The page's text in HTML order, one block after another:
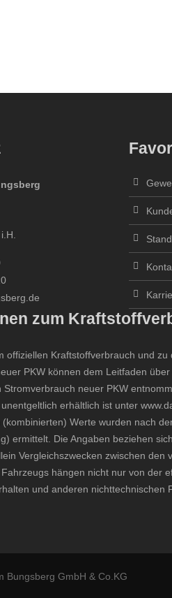
zum
offiziellen Kraftstoffverbrauch und
PKW können dem Leitfaden
Stromverbrauch neuer PKW
erhältlich ist unter
Werte wurden nach
ermittelt. Die Angaben beziehen
Vergleichszwecken zwischen
hängen nicht nur von der
und anderen nichttechnischen
Bungsberg GmbH & Co.KG